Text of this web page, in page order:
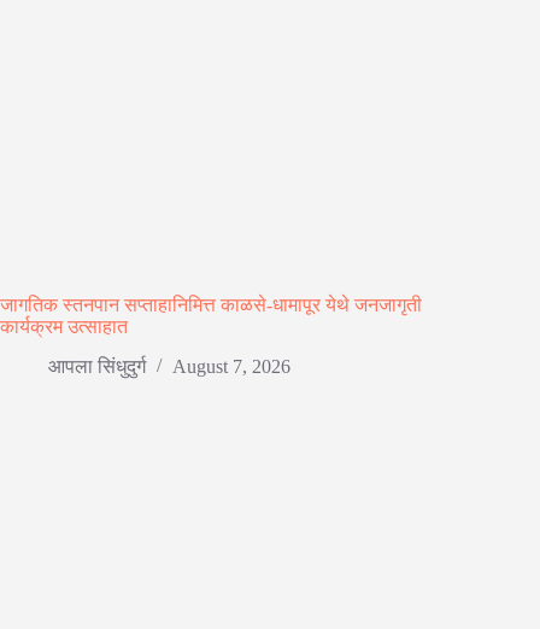
जागतिक स्तनपान सप्ताहानिमित्त काळसे-धामापूर येथे जनजागृती
कार्यक्रम उत्साहात
आपला सिंधुदुर्ग
August 7, 2026